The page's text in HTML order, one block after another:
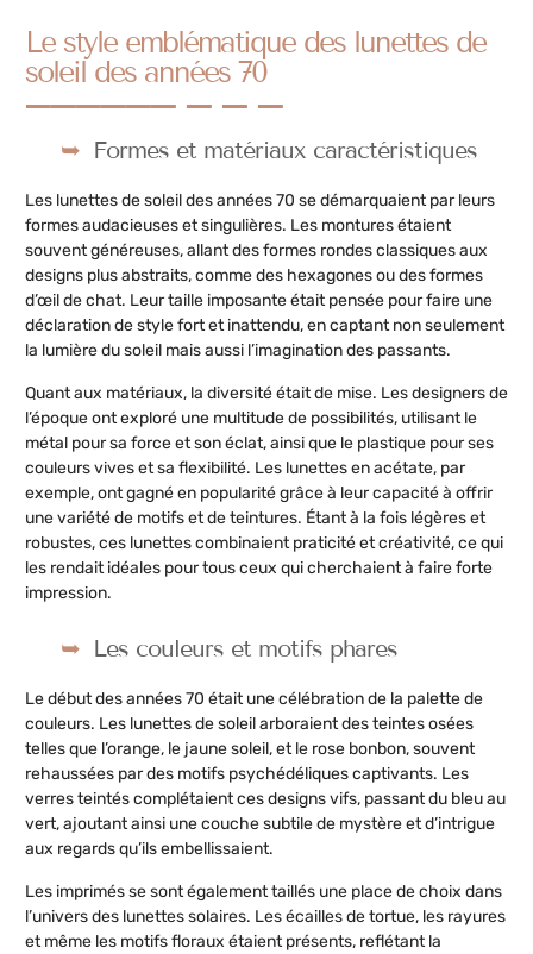
Le style emblématique des lunettes de
soleil des années 70
Formes et matériaux caractéristiques
Les lunettes de soleil des années 70 se démarquaient par leurs
formes audacieuses et singulières. Les montures étaient
souvent généreuses, allant des formes rondes classiques aux
designs plus abstraits, comme des hexagones ou des formes
d’œil de chat. Leur taille imposante était pensée pour faire une
déclaration de style fort et inattendu, en captant non seulement
la lumière du soleil mais aussi l’imagination des passants.
Quant aux matériaux, la diversité était de mise. Les designers de
l’époque ont exploré une multitude de possibilités, utilisant le
métal pour sa force et son éclat, ainsi que le plastique pour ses
couleurs vives et sa flexibilité. Les lunettes en acétate, par
exemple, ont gagné en popularité grâce à leur capacité à offrir
une variété de motifs et de teintures. Étant à la fois légères et
robustes, ces lunettes combinaient praticité et créativité, ce qui
les rendait idéales pour tous ceux qui cherchaient à faire forte
impression.
Les couleurs et motifs phares
Le début des années 70 était une célébration de la palette de
couleurs. Les lunettes de soleil arboraient des teintes osées
telles que l’orange, le jaune soleil, et le rose bonbon, souvent
rehaussées par des motifs psychédéliques captivants. Les
verres teintés complétaient ces designs vifs, passant du bleu au
vert, ajoutant ainsi une couche subtile de mystère et d’intrigue
aux regards qu’ils embellissaient.
Les imprimés se sont également taillés une place de choix dans
l’univers des lunettes solaires. Les écailles de tortue, les rayures
et même les motifs floraux étaient présents, reflétant la